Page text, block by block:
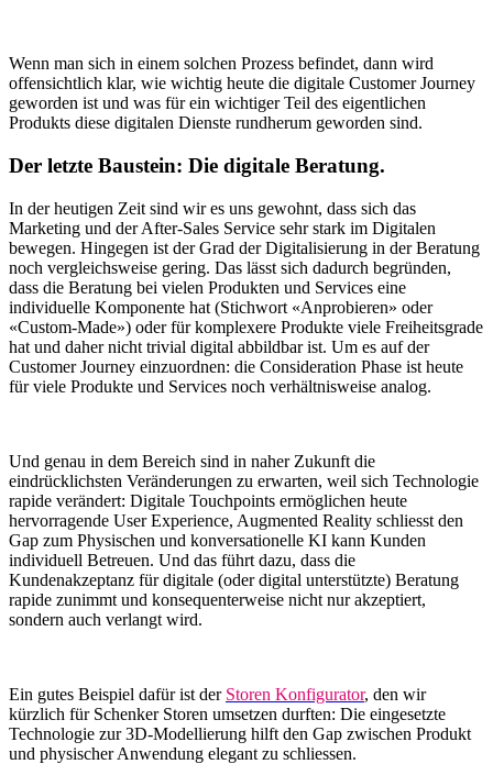
Wenn man sich in einem solchen Prozess befindet, dann wird
offensichtlich klar, wie wichtig heute die digitale Customer Journey
geworden ist und was für ein wichtiger Teil des eigentlichen
Produkts diese digitalen Dienste rundherum geworden sind.
Der letzte Baustein: Die digitale Beratung.
In der heutigen Zeit sind wir es uns gewohnt, dass sich das
Marketing und der After-Sales Service sehr stark im Digitalen
bewegen. Hingegen ist der Grad der Digitalisierung in der Beratung
noch vergleichsweise gering. Das lässt sich dadurch begründen,
dass die Beratung bei vielen Produkten und Services eine
individuelle Komponente hat (Stichwort «Anprobieren» oder
«Custom-Made») oder für komplexere Produkte viele Freiheitsgrade
hat und daher nicht trivial digital abbildbar ist. Um es auf der
Customer Journey einzuordnen: die Consideration Phase ist heute
für viele Produkte und Services noch verhältnisweise analog.
Und genau in dem Bereich sind in naher Zukunft die
eindrücklichsten Veränderungen zu erwarten, weil sich Technologie
rapide verändert: Digitale Touchpoints ermöglichen heute
hervorragende User Experience, Augmented Reality schliesst den
Gap zum Physischen und konversationelle KI kann Kunden
individuell Betreuen. Und das führt dazu, dass die
Kundenakzeptanz für digitale (oder digital unterstützte) Beratung
rapide zunimmt und konsequenterweise nicht nur akzeptiert,
sondern auch verlangt wird.
Ein gutes Beispiel dafür ist der Storen Konfigurator, den wir
kürzlich für Schenker Storen umsetzen durften: Die eingesetzte
Technologie zur 3D-Modellierung hilft den Gap zwischen Produkt
und physischer Anwendung elegant zu schliessen.